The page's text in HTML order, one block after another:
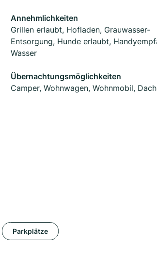
Annehmlichkeiten
Grillen erlaubt, Hofladen, Grauwasser-
Entsorgung, Hunde erlaubt,
Wasser
Übernachtungsmöglichkeiten
Camper, Wohnwagen, Wohnmobil,
Parkplätze